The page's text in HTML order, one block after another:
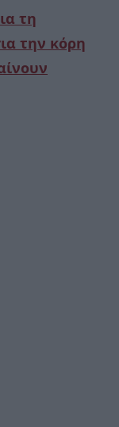
τη
την κόρη